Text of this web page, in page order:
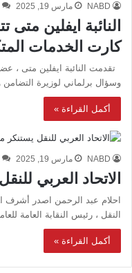
NABD مارس 19, 2025
النائبة ايفلين
كارت الخدمات
تقدمت النائبة ايفلين متى ،
وسؤال برلماني لوزيرة
أكمل القراءة »
NABD مارس 19, 2025
الاتحاد العربي
احلام عبد الرحمن اصدر أشرف
النقل ، رئيس النقابة العامة
أكمل القراءة »